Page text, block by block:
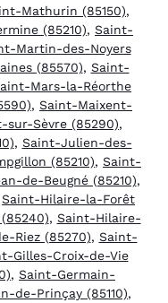
Mathurin (85150),
(85210), Saint-
Martin-des-Noyers
(85570), Saint-
Mars-la-Réorthe
, Saint-Maixent-
sur-Sèvre (85290),
, Saint-Julien-des-
(85210), Saint-
de-Beugné (85210),
Saint-Hilaire-la-Forêt
, Saint-Hilaire-
Riez (85270), Saint-
Gilles-Croix-de-Vie
, Saint-Germain-
de-Prinçay (85110),